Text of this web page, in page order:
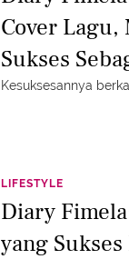
Cover Lagu,
Sukses
Kesuksesannya
LIFESTYLE
Diary
yang